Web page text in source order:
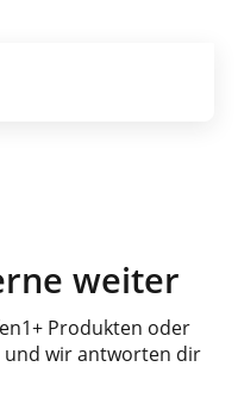
weiter
Produkten oder
und wir antworten dir